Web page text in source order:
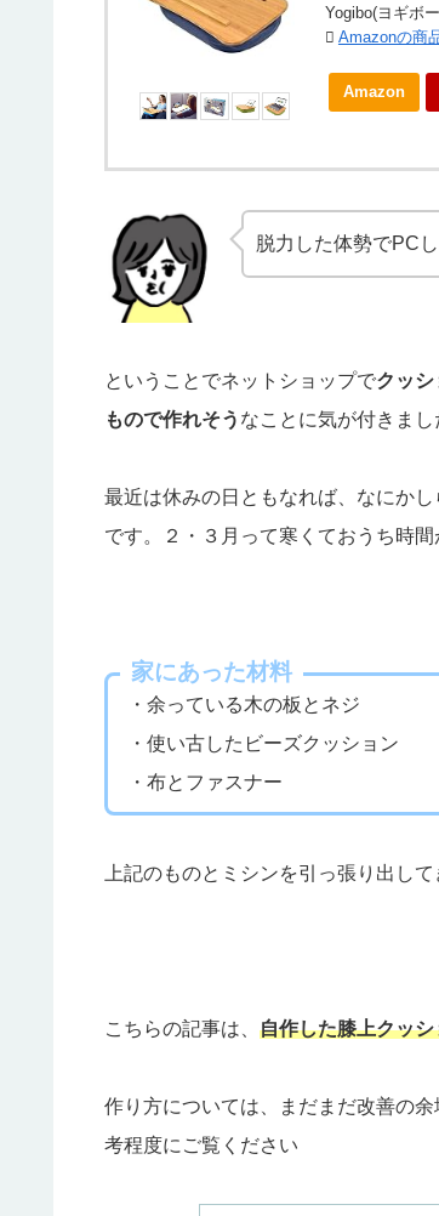
Yogibo(ヨギボ
Amazonの商
Amazon
脱力した体勢でPC
ということでネットショップでクッ
もので作れそう なことに気が付きまし
最近は休みの日ともなれば、なにかし
です。２・３月って寒くておうち時
家にあった材料
・余っている木の板とネジ
・使い古したビーズクッション
・布とファスナー
上記のものとミシンを引っ張り出し
こちらの記事は、 自作した膝上クッ
作り方については、まだまだ改善の
考程度にご覧ください